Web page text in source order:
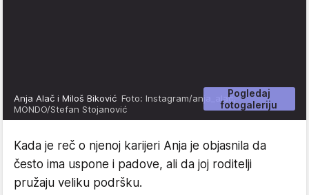
Pogledaj
fotogaleriju
Anja Alač i Miloš Biković Foto: Instagram/anja_alac,
MONDO/Stefan Stojanović
Kada je reč o njenoj karijeri Anja je objasnila da
često ima uspone i padove, ali da joj roditelji
pružaju veliku podršku.